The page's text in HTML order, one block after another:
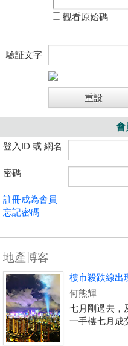
觀看原始碼
驗証文字
會
登入ID 或 網名
密碼
註冊成為會員
忘記密碼
地產博客
樓市殺跌線出
何熊輝
七月剛過去，
一手樓七月成